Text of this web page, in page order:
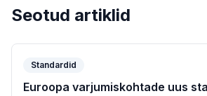
Seotud artiklid
Standardid
Euroopa varjumiskohtade uus